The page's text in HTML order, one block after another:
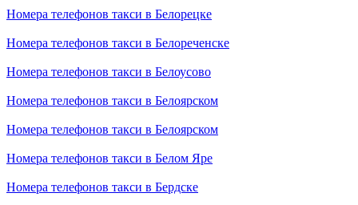
Номера телефонов такси в Белорецке
Номера телефонов такси в Белореченске
Номера телефонов такси в Белоусово
Номера телефонов такси в Белоярском
Номера телефонов такси в Белоярском
Номера телефонов такси в Белом Яре
Номера телефонов такси в Бердске